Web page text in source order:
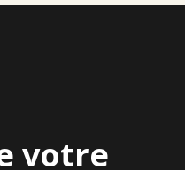
votre